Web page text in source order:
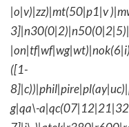
|o|v)|zz)|mt(50|p1|v
([1-
g|qa\-